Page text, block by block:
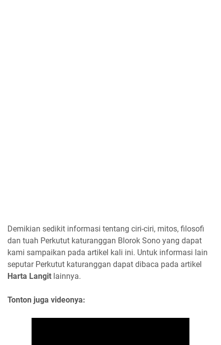
Demikian sedikit informasi tentang ciri-ciri, mitos, filosofi
dan tuah Perkutut katuranggan Blorok Sono yang dapat
kami sampaikan pada artikel kali ini. Untuk informasi lain
seputar Perkutut katuranggan dapat dibaca pada artikel
Harta Langit lainnya.
Tonton juga videonya: